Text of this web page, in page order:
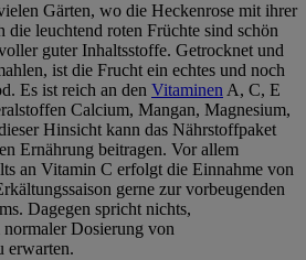
Gärten, wo die Heckenrose mit ihrer
leuchtend roten Früchte sind schön
guter Inhaltsstoffe. Getrocknet und
ist die Frucht ein echtes und noch
Es ist reich an den Vitaminen A, C, E
Calcium, Mangan, Magnesium,
Hinsicht kann das Nährstoffpaket
Ernährung beitragen. Vor allem
an Vitamin C erfolgt die Einnahme von
gerne zur vorbeugenden
Dagegen spricht nichts,
Dosierung von
erwarten.